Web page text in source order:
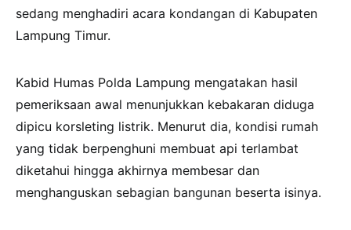
sedang menghadiri acara kondangan di Kabupaten
Lampung Timur.
Kabid Humas Polda Lampung mengatakan hasil
pemeriksaan awal menunjukkan kebakaran diduga
dipicu korsleting listrik. Menurut dia, kondisi rumah
yang tidak berpenghuni membuat api terlambat
diketahui hingga akhirnya membesar dan
menghanguskan sebagian bangunan beserta isinya.